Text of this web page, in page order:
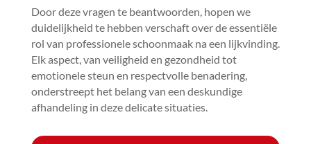
Door deze vragen te beantwoorden, hopen we
duidelijkheid te hebben verschaft over de essentiële
rol van professionele schoonmaak na een lijkvinding.​
Elk aspect, van veiligheid en gezondheid tot
emotionele steun en respectvolle benadering,
onderstreept het belang van een deskundige
afhandeling in deze delicate situaties.​